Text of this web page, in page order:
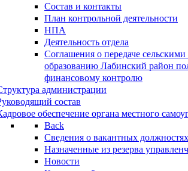
Состав и контакты
План контрольной деятельности
НПА
Деятельность отдела
Соглашения о передаче
образованию Лабинский район
финансовому контролю
администрации
состав
обеспечение органа местного
Back
Сведения о вакантных
Назначенные из резерва
Новости